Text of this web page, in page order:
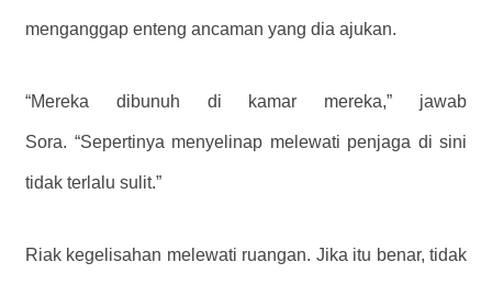
menganggap enteng ancaman yang dia ajukan.
“Mereka dibunuh di kamar mereka,” jawab
Sora. “Sepertinya menyelinap melewati penjaga di sini
tidak terlalu sulit.”
Riak kegelisahan melewati ruangan. Jika itu benar, tidak